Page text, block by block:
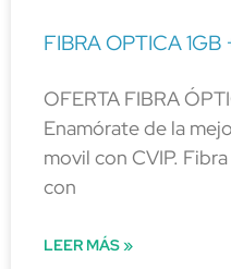
FIBRA OPTICA
OFERTA FIBRA
Enamórate de la
movil con CVIP.
con
LEER MÁS »